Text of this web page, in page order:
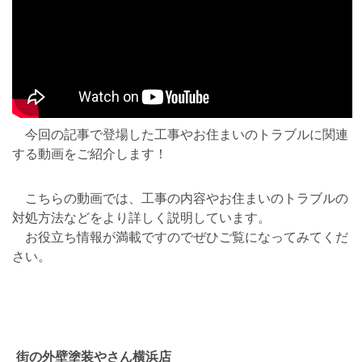
今回の記事で登場した工事やお住まいのトラブルに関連
する動画をご紹介します！
こちらの動画では、工事の内容やお住まいのトラブルの
対処方法などをより詳しく説明しています。
お役立ち情報が満載ですのでぜひご覧になってみてくだ
さい。
街の外壁塗装やさん横浜店